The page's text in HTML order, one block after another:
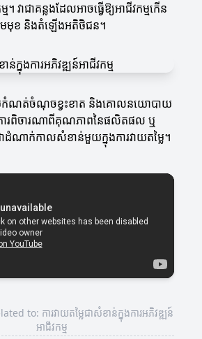
វាជាគន្លងដែលអាចធ្វើឱ្យអាជីវកម្មកើន
មុខ និងតំឡើងអតិថិជន។
យកំណត់ចំណុចខ្វះខាត និងគោលនយោបាយ
ការពិចារណាពីគុណភាពនៃផលិតផល ឬ
ាដំណាក់កាលសំខាន់មួយក្នុងការវាយតម្លៃ។
to: ការវាយតម្លៃជាសំខាន់ក្នុងការអភិវឌ្ឍន៍
អាជីវកម្ម